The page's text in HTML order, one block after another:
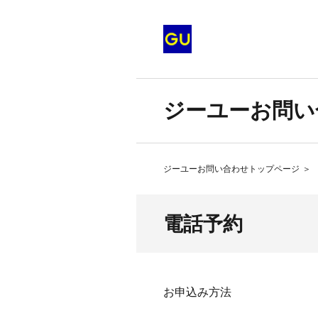
ジーユーお問
ジーユーお問い合わせトップページ ＞
電話予約
お申込み方法